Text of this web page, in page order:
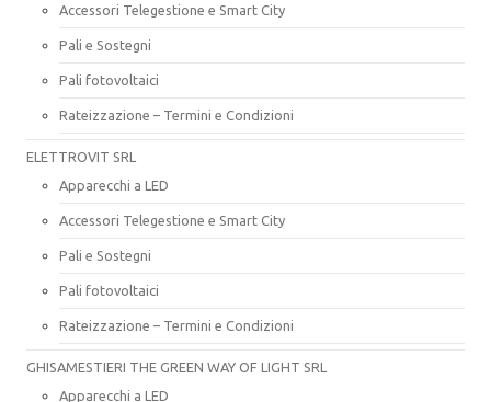
Accessori Telegestione e Smart City
Pali e Sostegni
Pali fotovoltaici
Rateizzazione – Termini e Condizioni
ELETTROVIT SRL
Apparecchi a LED
Accessori Telegestione e Smart City
Pali e Sostegni
Pali fotovoltaici
Rateizzazione – Termini e Condizioni
GHISAMESTIERI THE GREEN WAY OF LIGHT SRL
Apparecchi a LED